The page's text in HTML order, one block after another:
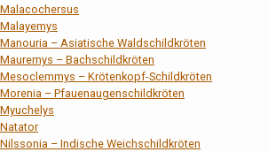
– Asiatische Waldschildkröten
– Bachschildkröten
– Krötenkopf-Schildkröten
– Pfauenaugenschildkröten
– Indische Weichschildkröten